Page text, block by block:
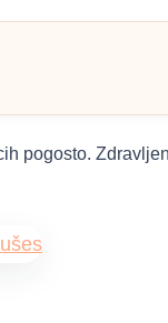
pogosto.